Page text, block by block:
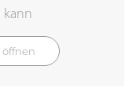
kann